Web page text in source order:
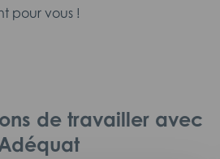
pour vous !
de travailler avec